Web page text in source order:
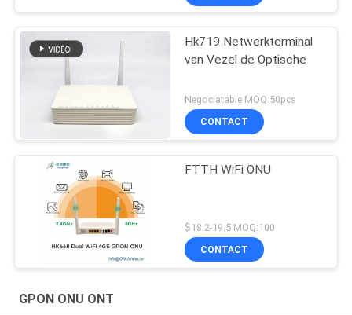
Hk719 Netwerkterminal
van Vezel de Optische
Negociatable MOQ:50pcs
CONTACT
FTTH WiFi ONU
$18.2-19.5 MOQ:100
CONTACT
GPON ONU ONT